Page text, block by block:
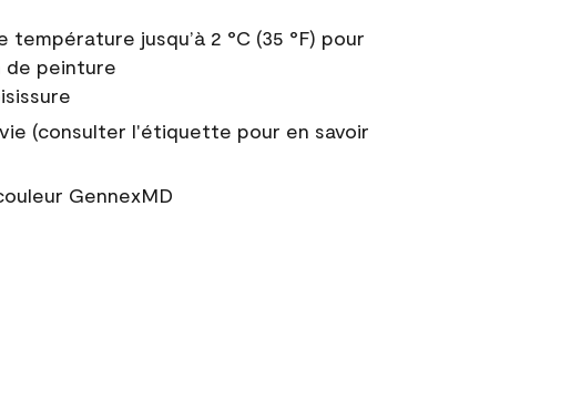
température jusqu’à 2 °C (35 °F) pour
de peinture
(consulter l'étiquette pour en savoir
GennexMD